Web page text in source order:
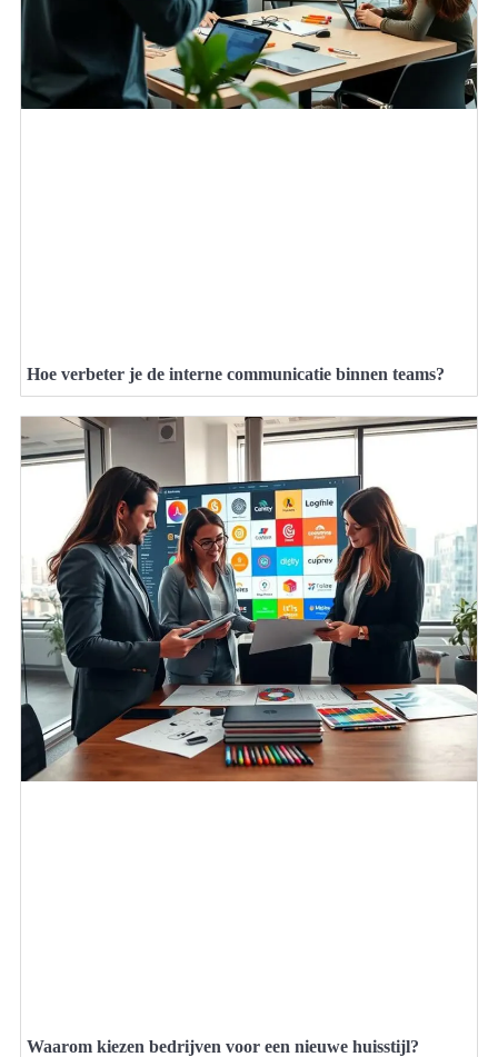
Hoe verbeter je de interne communicatie binnen teams?
Waarom kiezen bedrijven voor een nieuwe huisstijl?